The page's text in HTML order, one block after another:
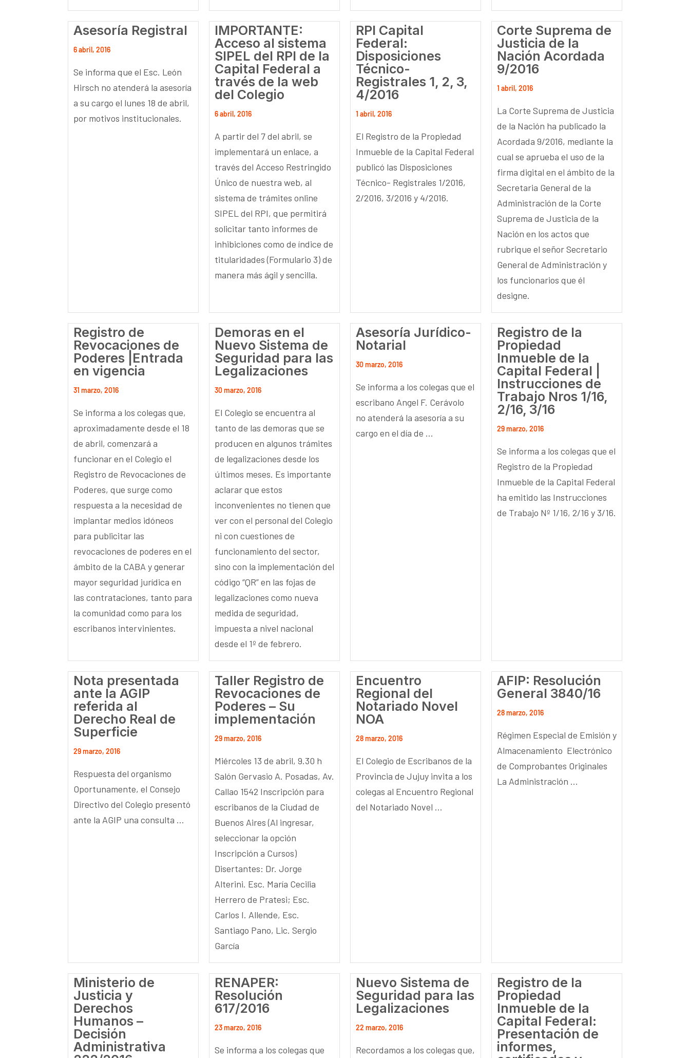
Asesoría Registral
6 abril, 2016
Se informa que el Esc. León
Hirsch no atenderá la asesoría
a su cargo el lunes 18 de abril,
por motivos institucionales.
IMPORTANTE:
Acceso al sistema
SIPEL del RPI de la
Capital Federal a
través de la web
del Colegio
6 abril, 2016
A partir del 7 del abril, se
implementará un enlace, a
través del Acceso Restringido
Único de nuestra web, al
sistema de trámites online
SIPEL del RPI, que permitirá
solicitar tanto informes de
inhibiciones como de índice de
titularidades (Formulario 3) de
manera más ágil y sencilla.
RPI Capital
Federal:
Disposiciones
Técnico-
Registrales 1, 2, 3,
4/2016
1 abril, 2016
El Registro de la Propiedad
Inmueble de la Capital Federal
publicó las Disposiciones
Técnico- Registrales 1/2016,
2/2016, 3/2016 y 4/2016.
Corte Suprema de
Justicia de la
Nación Acordada
9/2016
1 abril, 2016
La Corte Suprema de Justicia
de la Nación ha publicado la
Acordada 9/2016, mediante la
cual se aprueba el uso de la
firma digital en el ámbito de la
Secretaria General de la
Administración de la Corte
Suprema de Justicia de la
Nación en los actos que
rubrique el señor Secretario
General de Administración y
los funcionarios que él
designe.
Registro de
Revocaciones de
Poderes |Entrada
en vigencia
31 marzo, 2016
Se informa a los colegas que,
aproximadamente desde el 18
de abril, comenzará a
funcionar en el Colegio el
Registro de Revocaciones de
Poderes, que surge como
respuesta a la necesidad de
implantar medios idóneos
para publicitar las
revocaciones de poderes en el
ámbito de la CABA y generar
mayor seguridad jurídica en
las contrataciones, tanto para
la comunidad como para los
escribanos intervinientes.
Demoras en el
Nuevo Sistema de
Seguridad para las
Legalizaciones
30 marzo, 2016
El Colegio se encuentra al
tanto de las demoras que se
producen en algunos trámites
de legalizaciones desde los
últimos meses. Es importante
aclarar que estos
inconvenientes no tienen que
ver con el personal del Colegio
ni con cuestiones de
funcionamiento del sector,
sino con la implementación del
código “QR” en las fojas de
legalizaciones como nueva
medida de seguridad,
impuesta a nivel nacional
desde el 1º de febrero.
Asesoría Jurídico-
Notarial
30 marzo, 2016
Se informa a los colegas que el
escribano Angel F. Cerávolo
no atenderá la asesoría a su
cargo en el día de ...
Registro de la
Propiedad
Inmueble de la
Capital Federal |
Instrucciones de
Trabajo Nros 1/16,
2/16, 3/16
29 marzo, 2016
Se informa a los colegas que el
Registro de la Propiedad
Inmueble de la Capital Federal
ha emitido las Instrucciones
de Trabajo Nº 1/16, 2/16 y 3/16.
Nota presentada
ante la AGIP
referida al
Derecho Real de
Superficie
29 marzo, 2016
Respuesta del organismo
Oportunamente, el Consejo
Directivo del Colegio presentó
ante la AGIP una consulta ...
Taller Registro de
Revocaciones de
Poderes – Su
implementación
29 marzo, 2016
Miércoles 13 de abril, 9.30 h
Salón Gervasio A. Posadas, Av.
Callao 1542 Inscripción para
escribanos de la Ciudad de
Buenos Aires (Al ingresar,
seleccionar la opción
Inscripción a Cursos)
Disertantes: Dr. Jorge
Alterini. Esc. María Cecilia
Herrero de Pratesi; Esc.
Carlos I. Allende, Esc.
Santiago Pano, Lic. Sergio
García
Encuentro
Regional del
Notariado Novel
NOA
28 marzo, 2016
El Colegio de Escribanos de la
Provincia de Jujuy invita a los
colegas al Encuentro Regional
del Notariado Novel ...
AFIP: Resolución
General 3840/16
28 marzo, 2016
Régimen Especial de Emisión y
Almacenamiento Electrónico
de Comprobantes Originales
La Administración ...
Ministerio de
Justicia y
Derechos
Humanos –
Decisión
Administrativa
RENAPER:
Resolución
617/2016
23 marzo, 2016
Se informa a los colegas que
Nuevo Sistema de
Seguridad para las
Legalizaciones
22 marzo, 2016
Recordamos a los colegas que,
Registro de la
Propiedad
Inmueble de la
Capital Federal:
Presentación de
informes,